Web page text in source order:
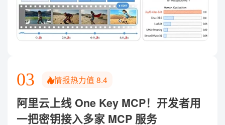
03 情报热力值8.4
阿里云上线 One Key MCP！开发者用
一把密钥接入多家 MCP 服务